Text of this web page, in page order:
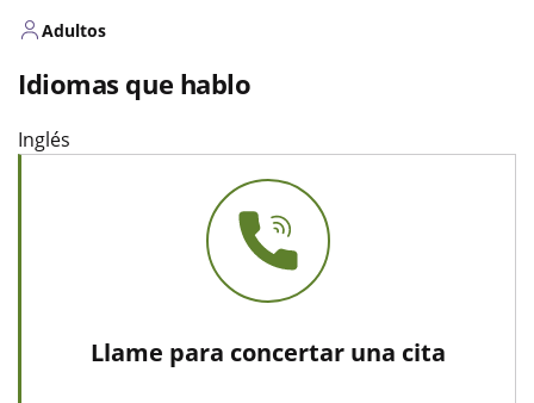
Adultos
Idiomas que hablo
Inglés
Llame para concertar una cita